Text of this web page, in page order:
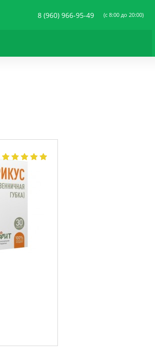
8 (960) 966-95-49 (c 8:00 до 20:00)